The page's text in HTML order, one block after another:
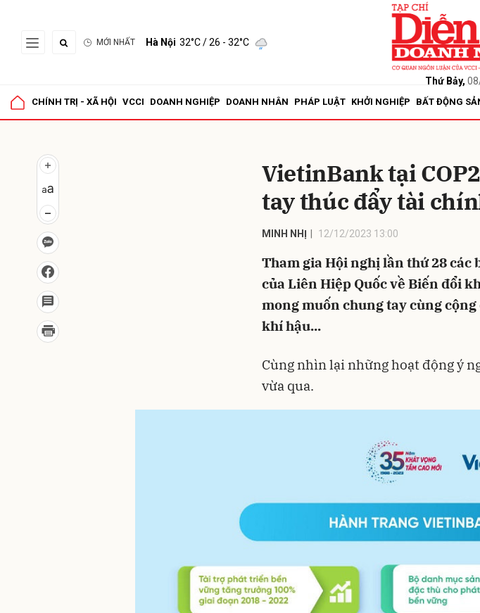
MỚI NHẤT Hà Nội 32°C/ 26 - 32°C
Thứ Bảy,
CHÍNH TRỊ - XÃ HỘI VCCI DOANH NGHIỆP DOANH NHÂN PHÁP LUẬT KHỞI NGHIỆP BẤT ĐỘNG
VietinBank tại
tay thúc đẩy tài
MINH NHỊ 12/12/2023 13:00
Tham gia Hội nghị lần thứ 28 các
của Liên Hiệp Quốc về Biến đổi
mong muốn chung tay cùng
khí hậu...
Cùng nhìn lại những hoạt động ý
vừa qua.